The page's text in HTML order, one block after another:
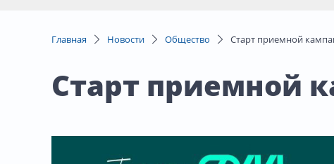
Главная Новости Общество Старт приемной
Старт приемной